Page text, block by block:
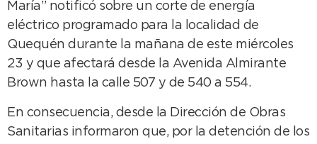
María” notificó sobre un corte de energía
eléctrico programado para la localidad de
Quequén durante la mañana de este miércoles
23 y que afectará desde la Avenida Almirante
Brown hasta la calle 507 y de 540 a 554.
En consecuencia, desde la Dirección de Obras
Sanitarias informaron que, por la detención de los